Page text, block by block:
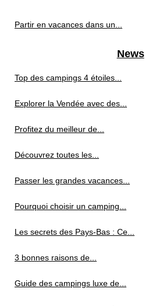
Partir en vacances dans un...
News
Top des campings 4 étoiles...
Explorer la Vendée avec des...
Profitez du meilleur de...
Découvrez toutes les...
Passer les grandes vacances...
Pourquoi choisir un camping...
Les secrets des Pays-Bas : Ce...
3 bonnes raisons de...
Guide des campings luxe de...